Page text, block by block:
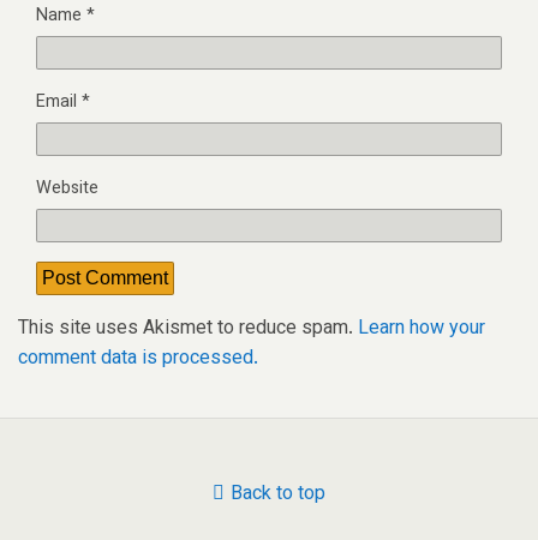
Name *
Email *
Website
This site uses Akismet to reduce spam. Learn how your
comment data is processed.
Back to top